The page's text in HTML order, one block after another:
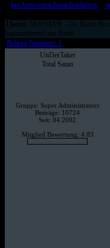
bei Antworten benachrichtigen::
Thema : MANTAR - Die Black
Sammelthread zur Band
Beitrag Nummer: 1
UnDerTaker
Total Satan
Gruppe: Super Administrators
Beiträge: 10724
Seit: 04.2002
Mitglied Bewertung: 4.83